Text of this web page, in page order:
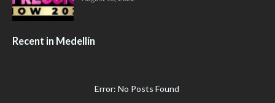
Recent in Medellín
Error: No Posts Found